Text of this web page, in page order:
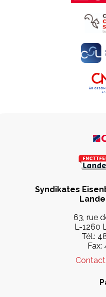
Syndikates
63, rue
L-1260
Tél.:
Fax: